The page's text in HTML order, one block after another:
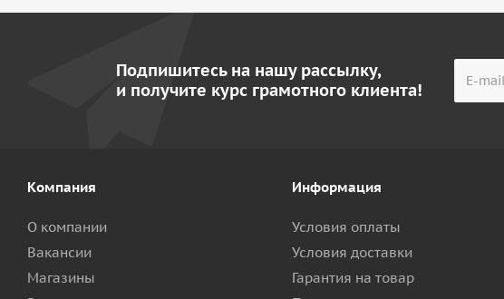
Подпишитесь на нашу рассылку,
и получите курс грамотного клиента!
Компания
О компании
Вакансии
Магазины
Информация
Условия оплаты
Условия доставки
Гарантия на товар